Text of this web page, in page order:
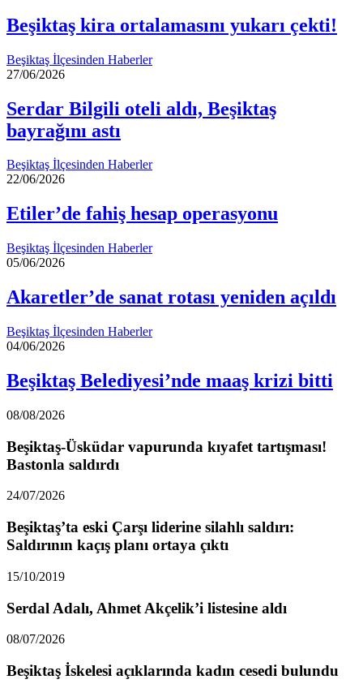
Beşiktaş kira ortalamasını yukarı çekti!
Beşiktaş İlçesinden Haberler
27/06/2026
Serdar Bilgili oteli aldı, Beşiktaş
bayrağını astı
Beşiktaş İlçesinden Haberler
22/06/2026
Etiler’de fahiş hesap operasyonu
Beşiktaş İlçesinden Haberler
05/06/2026
Akaretler’de sanat rotası yeniden açıldı
Beşiktaş İlçesinden Haberler
04/06/2026
Beşiktaş Belediyesi’nde maaş krizi bitti
08/08/2026
Beşiktaş-Üsküdar vapurunda kıyafet tartışması!
Bastonla saldırdı
24/07/2026
Beşiktaş’ta eski Çarşı liderine silahlı saldırı:
Saldırının kaçış planı ortaya çıktı
15/10/2019
Serdal Adalı, Ahmet Akçelik’i listesine aldı
08/07/2026
Beşiktaş İskelesi açıklarında kadın cesedi bulundu